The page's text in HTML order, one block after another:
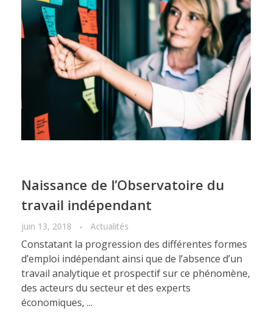
Naissance de l’Observatoire du
travail indépendant
juin 13, 2018 Actualités
Constatant la progression des différentes formes
d’emploi indépendant ainsi que de l’absence d’un
travail analytique et prospectif sur ce phénomène,
des acteurs du secteur et des experts
économiques, ...